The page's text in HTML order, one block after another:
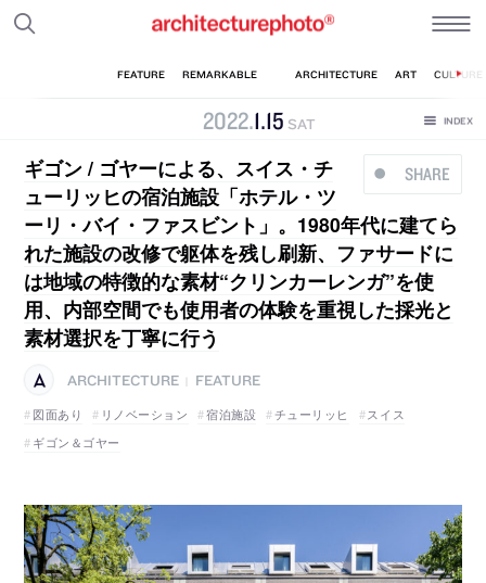
2022.1.15 SAT
SHARE
ギゴン / ゴヤーによる、スイス・チ
ューリッヒの宿泊施設「ホテル・ツ
ーリ・バイ・ファスビント」。1980年代に建てら
れた施設の改修で躯体を残し刷新、ファサードに
は地域の特徴的な素材“クリンカーレンガ”を使
用、内部空間でも使用者の体験を重視した採光と
素材選択を丁寧に行う
ARCHITECTURE
FEATURE
図面あり
リノベーション 宿泊施設 チューリッヒ
スイス
ギゴン＆ゴヤー